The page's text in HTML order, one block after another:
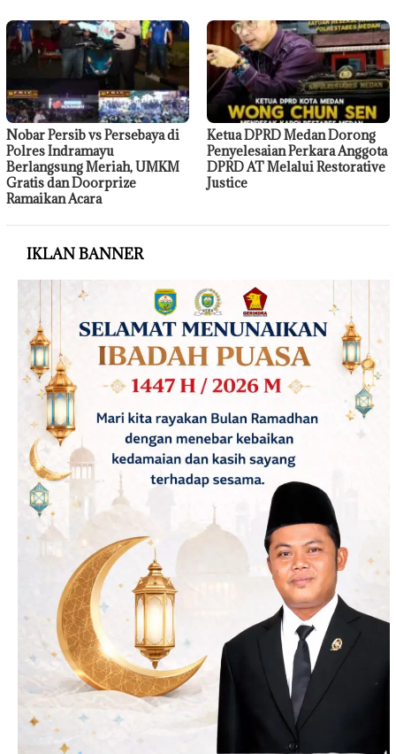
Nobar Persib vs Persebaya di
Polres Indramayu
Berlangsung Meriah, UMKM
Gratis dan Doorprize
Ramaikan Acara
Ketua DPRD Medan Dorong
Penyelesaian Perkara Anggota
DPRD AT Melalui Restorative
Justice
IKLAN BANNER